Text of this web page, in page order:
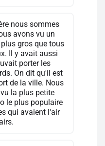
nous sommes
avons vu un
gros que tous
Il y avait aussi
porter les
On dit qu'il est
de la ville. Nous
la plus petite
le plus populaire
qui avaient l'air